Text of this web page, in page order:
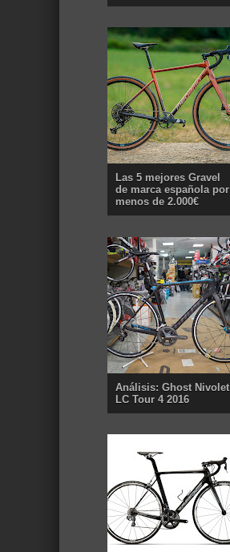
Las 5 mejores Gravel
de marca española por
menos de 2.000€
Análisis: Ghost Nivolet
LC Tour 4 2016